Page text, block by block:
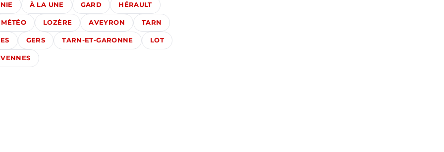
À LA UNE GARD HÉRAULT
MÉTÉO LOZÈRE AVEYRON TARN
GERS TARN-ET-GARONNE LOT